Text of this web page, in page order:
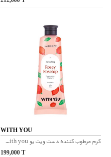
WITH YOU
کرم مرطوب کننده دست ویت یو With you مدل رزهیپ
199,000 T